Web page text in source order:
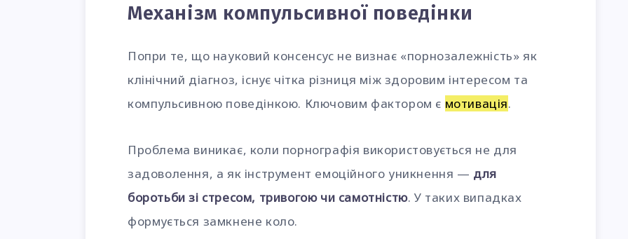
Механізм компульсивної поведінки
Попри те, що науковий консенсус не визнає «порнозалежність» як
клінічний діагноз, існує чітка різниця між здоровим інтересом та
компульсивною поведінкою. Ключовим фактором є мотивація.
Проблема виникає, коли порнографія використовується не для
задоволення, а як інструмент емоційного уникнення — для
боротьби зі стресом, тривогою чи самотністю. У таких випадках
формується замкнене коло.